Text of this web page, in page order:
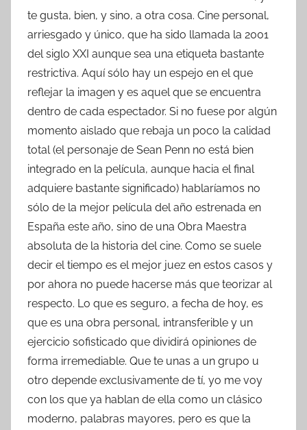
te gusta, bien, y sino, a otra cosa. Cine personal,
arriesgado y único, que ha sido llamada la 2001
del siglo XXI aunque sea una etiqueta bastante
restrictiva. Aquí sólo hay un espejo en el que
reflejar la imagen y es aquel que se encuentra
dentro de cada espectador. Si no fuese por algún
momento aislado que rebaja un poco la calidad
total (el personaje de Sean Penn no está bien
integrado en la película, aunque hacia el final
adquiere bastante significado) hablaríamos no
sólo de la mejor película del año estrenada en
España este año, sino de una Obra Maestra
absoluta de la historia del cine. Como se suele
decir el tiempo es el mejor juez en estos casos y
por ahora no puede hacerse más que teorizar al
respecto. Lo que es seguro, a fecha de hoy, es
que es una obra personal, intransferible y un
ejercicio sofisticado que dividirá opiniones de
forma irremediable. Que te unas a un grupo u
otro depende exclusivamente de tí, yo me voy
con los que ya hablan de ella como un clásico
moderno, palabras mayores, pero es que la